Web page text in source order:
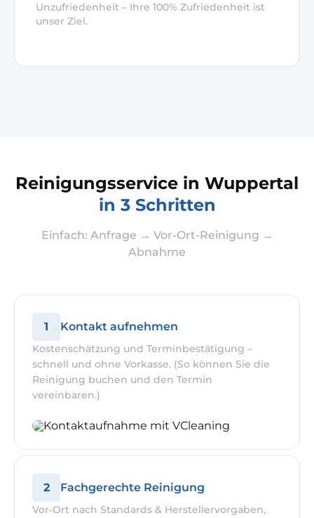
Unzufriedenheit – Ihre 100% Zufriedenheit ist
unser Ziel.
Reinigungsservice in Wuppertal
in 3 Schritten
Einfach: Anfrage → Vor-Ort-Reinigung →
Abnahme
1 Kontakt aufnehmen
Kostenschätzung und Terminbestätigung –
schnell und ohne Vorkasse. (So können Sie die
Reinigung buchen und den Termin
vereinbaren.)
2 Fachgerechte Reinigung
Vor‑Ort nach Standards & Herstellervorgaben,